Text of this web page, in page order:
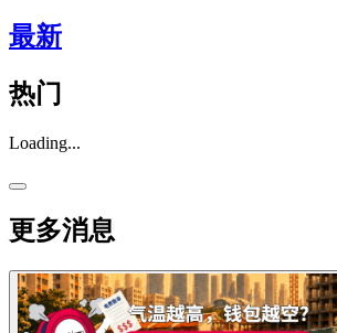
最新
热门
Loading...
更多消息